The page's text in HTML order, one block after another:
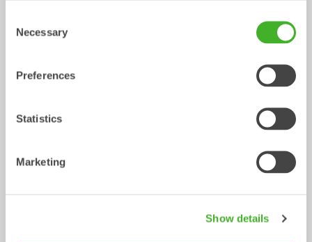
Selection
Necessary
Preferences
Statistics
Marketing
Show details
V-profilskopor